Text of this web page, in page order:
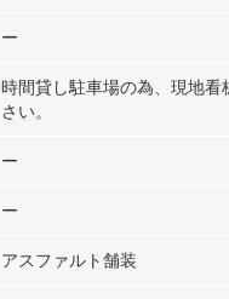
ー
時間貸し駐車場の為、現地看
さい。
ー
ー
アスファルト舗装